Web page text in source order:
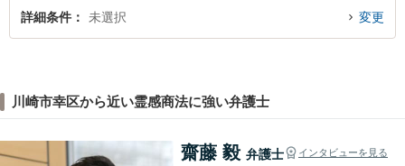
詳細条件 未選択 変更
川崎市幸区から近い霊感商法に強い弁護士
齋藤 毅 弁護士 インタビューを見る